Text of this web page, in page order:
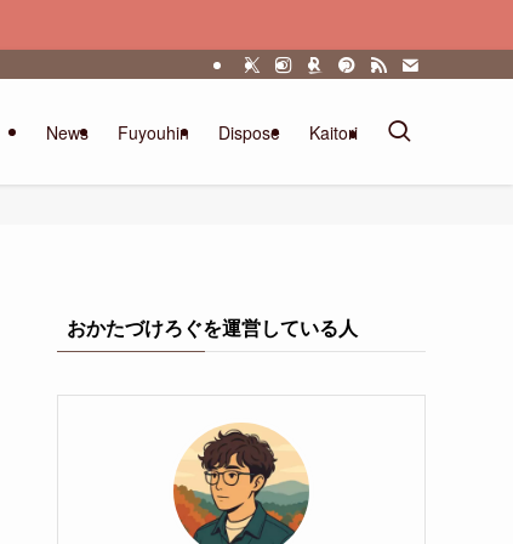
News Fuyouhin Dispose Kaitori
おかたづけろぐを運営している人